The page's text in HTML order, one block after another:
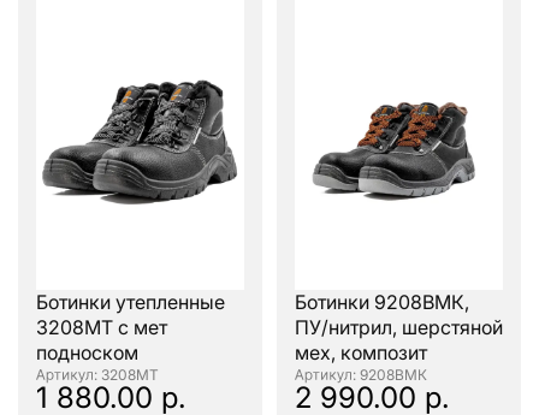
Ботинки утепленные
3208МТ с мет
подноском
: 3208МТ
1 880.00 р.
Ботинки 9208ВМК,
ПУ/нитрил, шерстяной
мех, композит
: 9208ВМК
2 990.00 р.